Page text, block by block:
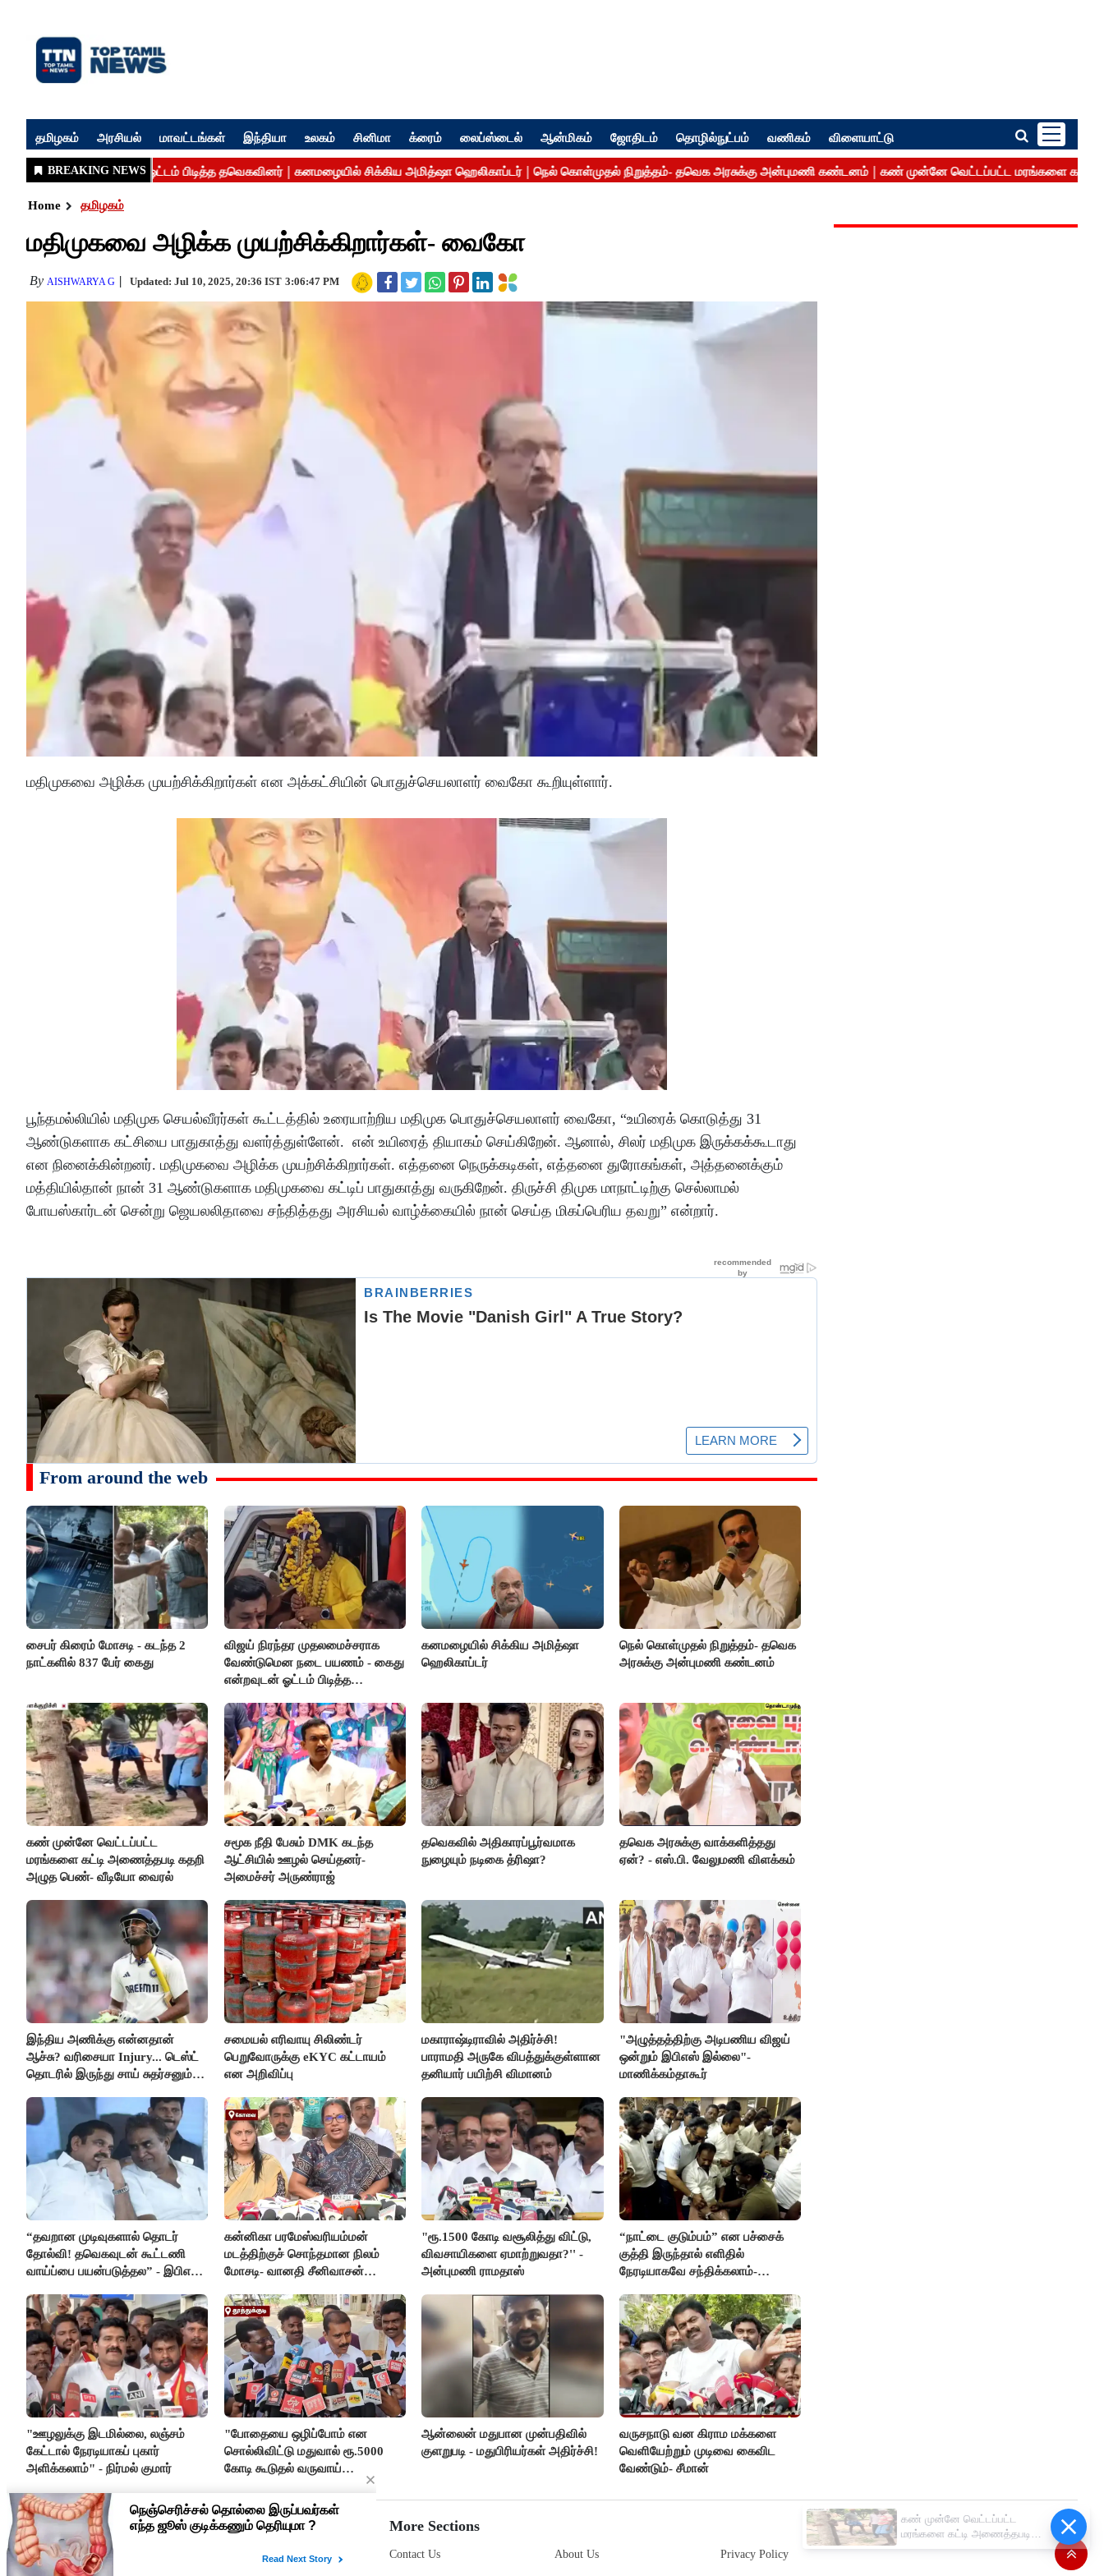
தமிழகம் அரசியல் மாவட்டங்கள் இந்தியா உலகம் சினிமா க்ரைம் லைப்ஸ்டைல் ஆன்மிகம் ஜோதிடம் தொழில்நுட்பம் வணிகம் விளையாட்டு
Home தமிழகம்
மதிமுகவை அழிக்க முயற்சிக்கிறார்கள்- வைகோ
By AISHWARYA G Updated: Jul 10, 2025, 20:36 IST 3:06:47 PM
மதிமுகவை அழிக்க முயற்சிக்கிறார்கள் என அக்கட்சியின் பொதுச்செயலாளர் வைகோ கூறியுள்ளார்.
பூந்தமல்லியில் மதிமுக செயல்வீரர்கள் கூட்டத்தில் உரையாற்றிய மதிமுக பொதுச்செயலாளர் வைகோ, “உயிரைக் கொடுத்து 31
ஆண்டுகளாக கட்சியை பாதுகாத்து வளர்த்துள்ளேன். என் உயிரைத் தியாகம் செய்கிறேன். ஆனால், சிலர் மதிமுக இருக்கக்கூடாது
என நினைக்கின்றனர். மதிமுகவை அழிக்க முயற்சிக்கிறார்கள். எத்தனை நெருக்கடிகள், எத்தனை துரோகங்கள், அத்தனைக்கும்
மத்தியில்தான் நான் 31 ஆண்டுகளாக மதிமுகவை கட்டிப் பாதுகாத்து வருகிறேன். திருச்சி திமுக மாநாட்டிற்கு செல்லாமல்
போயஸ்கார்டன் சென்று ஜெயலலிதாவை சந்தித்தது அரசியல் வாழ்க்கையில் நான் செய்த மிகப்பெரிய தவறு” என்றார்.
From around the web
சைபர் கிரைம் மோசடி - கடந்த 2
நாட்களில் 837 பேர் கைது
விஜய் நிரந்தர முதலமைச்சராக
வேண்டுமென நடை பயணம் - கைது
என்றவுடன் ஓட்டம் பிடித்த
கனமழையில் சிக்கிய அமித்ஷா
ஹெலிகாப்டர்
நெல் கொள்முதல் நிறுத்தம்- தவெக
அரசுக்கு அன்புமணி கண்டனம்
கண் முன்னே வெட்டப்பட்ட
மரங்களை கட்டி அணைத்தபடி கதறி
அழுத பெண்- வீடியோ வைரல்
சமூக நீதி பேசும் DMK கடந்த
ஆட்சியில் ஊழல் செய்தனர்-
அமைச்சர் அருண்ராஜ்
தவெகவில் அதிகாரப்பூர்வமாக
நுழையும் நடிகை த்ரிஷா?
தவெக அரசுக்கு வாக்களித்தது
ஏன்? - எஸ்.பி. வேலுமணி விளக்கம்
இந்திய அணிக்கு என்னதான்
ஆச்சு? வரிசையா Injury... டெஸ்ட்
தொடரில் இருந்து சாய் சுதர்சனும்
சமையல் எரிவாயு சிலிண்டர்
பெறுவோருக்கு eKYC கட்டாயம்
என அறிவிப்பு
மகாராஷ்டிராவில் அதிர்ச்சி!
பாராமதி அருகே விபத்துக்குள்ளான
தனியார் பயிற்சி விமானம்
"அழுத்தத்திற்கு அடிபணிய விஜய்
ஒன்றும் இபிஎஸ் இல்லை"-
மாணிக்கம்தாகூர்
“தவறான முடிவுகளால் தொடர்
தோல்வி! தவெகவுடன் கூட்டணி
வாய்ப்பை பயன்படுத்தல” - இபிஎஸ்
கன்னிகா பரமேஸ்வரியம்மன்
மடத்திற்குச் சொந்தமான நிலம்
மோசடி- வானதி சீனிவாசன்
"ரூ.1500 கோடி வசூலித்து விட்டு,
விவசாயிகளை ஏமாற்றுவதா?'' -
அன்புமணி ராமதாஸ்
“நாட்டை குடும்பம்” என பச்சைக்
குத்தி இருந்தால் எளிதில்
நேரடியாகவே சந்திக்கலாம்-
"ஊழலுக்கு இடமில்லை, லஞ்சம்
கேட்டால் நேரடியாகப் புகார்
அளிக்கலாம்" - நிர்மல் குமார்
"போதையை ஒழிப்போம் என
சொல்லிவிட்டு மதுவால் ரூ.5000
கோடி கூடுதல் வருவாய்
மார்க்கண்டேயன்
ஆன்லைன் மதுபான முன்பதிவில்
குளறுபடி - மதுபிரியர்கள் அதிர்ச்சி!
வருசநாடு வன கிராம மக்களை
வெளியேற்றும் முடிவை கைவிட
வேண்டும்- சீமான்
More Sections
Contact Us About Us Privacy Policy
கண் முன்னே வெட்டப்பட்ட
மரங்களை கட்டி அணைத்தபடி